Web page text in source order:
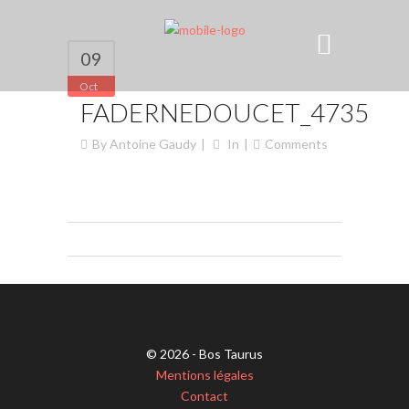
09
Oct
FADERNEDOUCET_4735
ByAntoine Gaudy In Comments
© 2026 - Bos Taurus
Mentions légales
Contact